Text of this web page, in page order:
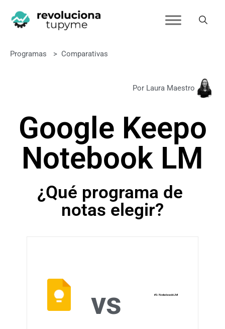
Programas > Comparativas
Por Laura Maestro
Google Keepo
Notebook LM
¿Qué programa de
notas elegir?
vs